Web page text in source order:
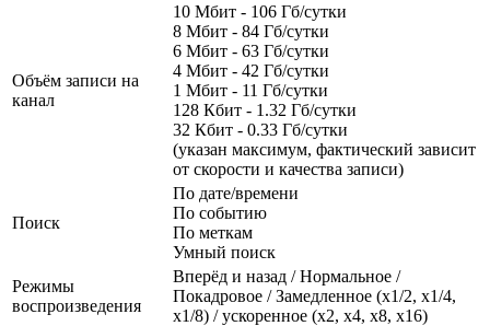
Объём записи на
канал
10 Мбит - 106 Гб/сутки
8 Мбит - 84 Гб/сутки
6 Мбит - 63 Гб/сутки
4 Мбит - 42 Гб/сутки
1 Мбит - 11 Гб/сутки
128 Кбит - 1.32 Гб/сутки
32 Кбит - 0.33 Гб/сутки
(указан максимум, фактический зависит
от скорости и качества записи)
Поиск
По дате/времени
По событию
По меткам
Умный поиск
Режимы
воспроизведения
Вперёд и назад / Нормальное /
Покадровое / Замедленное (х1/2, х1/4,
х1/8) / ускоренное (х2, х4, х8, х16)